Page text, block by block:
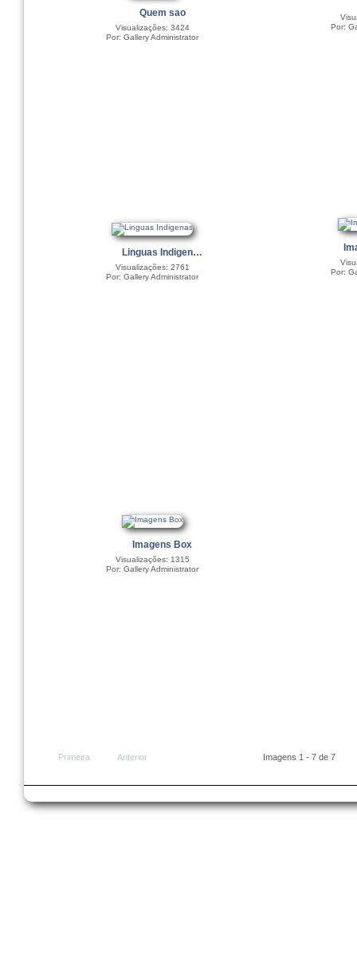
Quem sao
Visualizações: 3424
Por: Gallery Administrator
Por:
Linguas Indigen…
Visualizações: 2761
Por: Gallery Administrator
Por:
Imagens Box
Visualizações: 1315
Por: Gallery Administrator
Primeira Anterior Imagens 1 - 7 de 7